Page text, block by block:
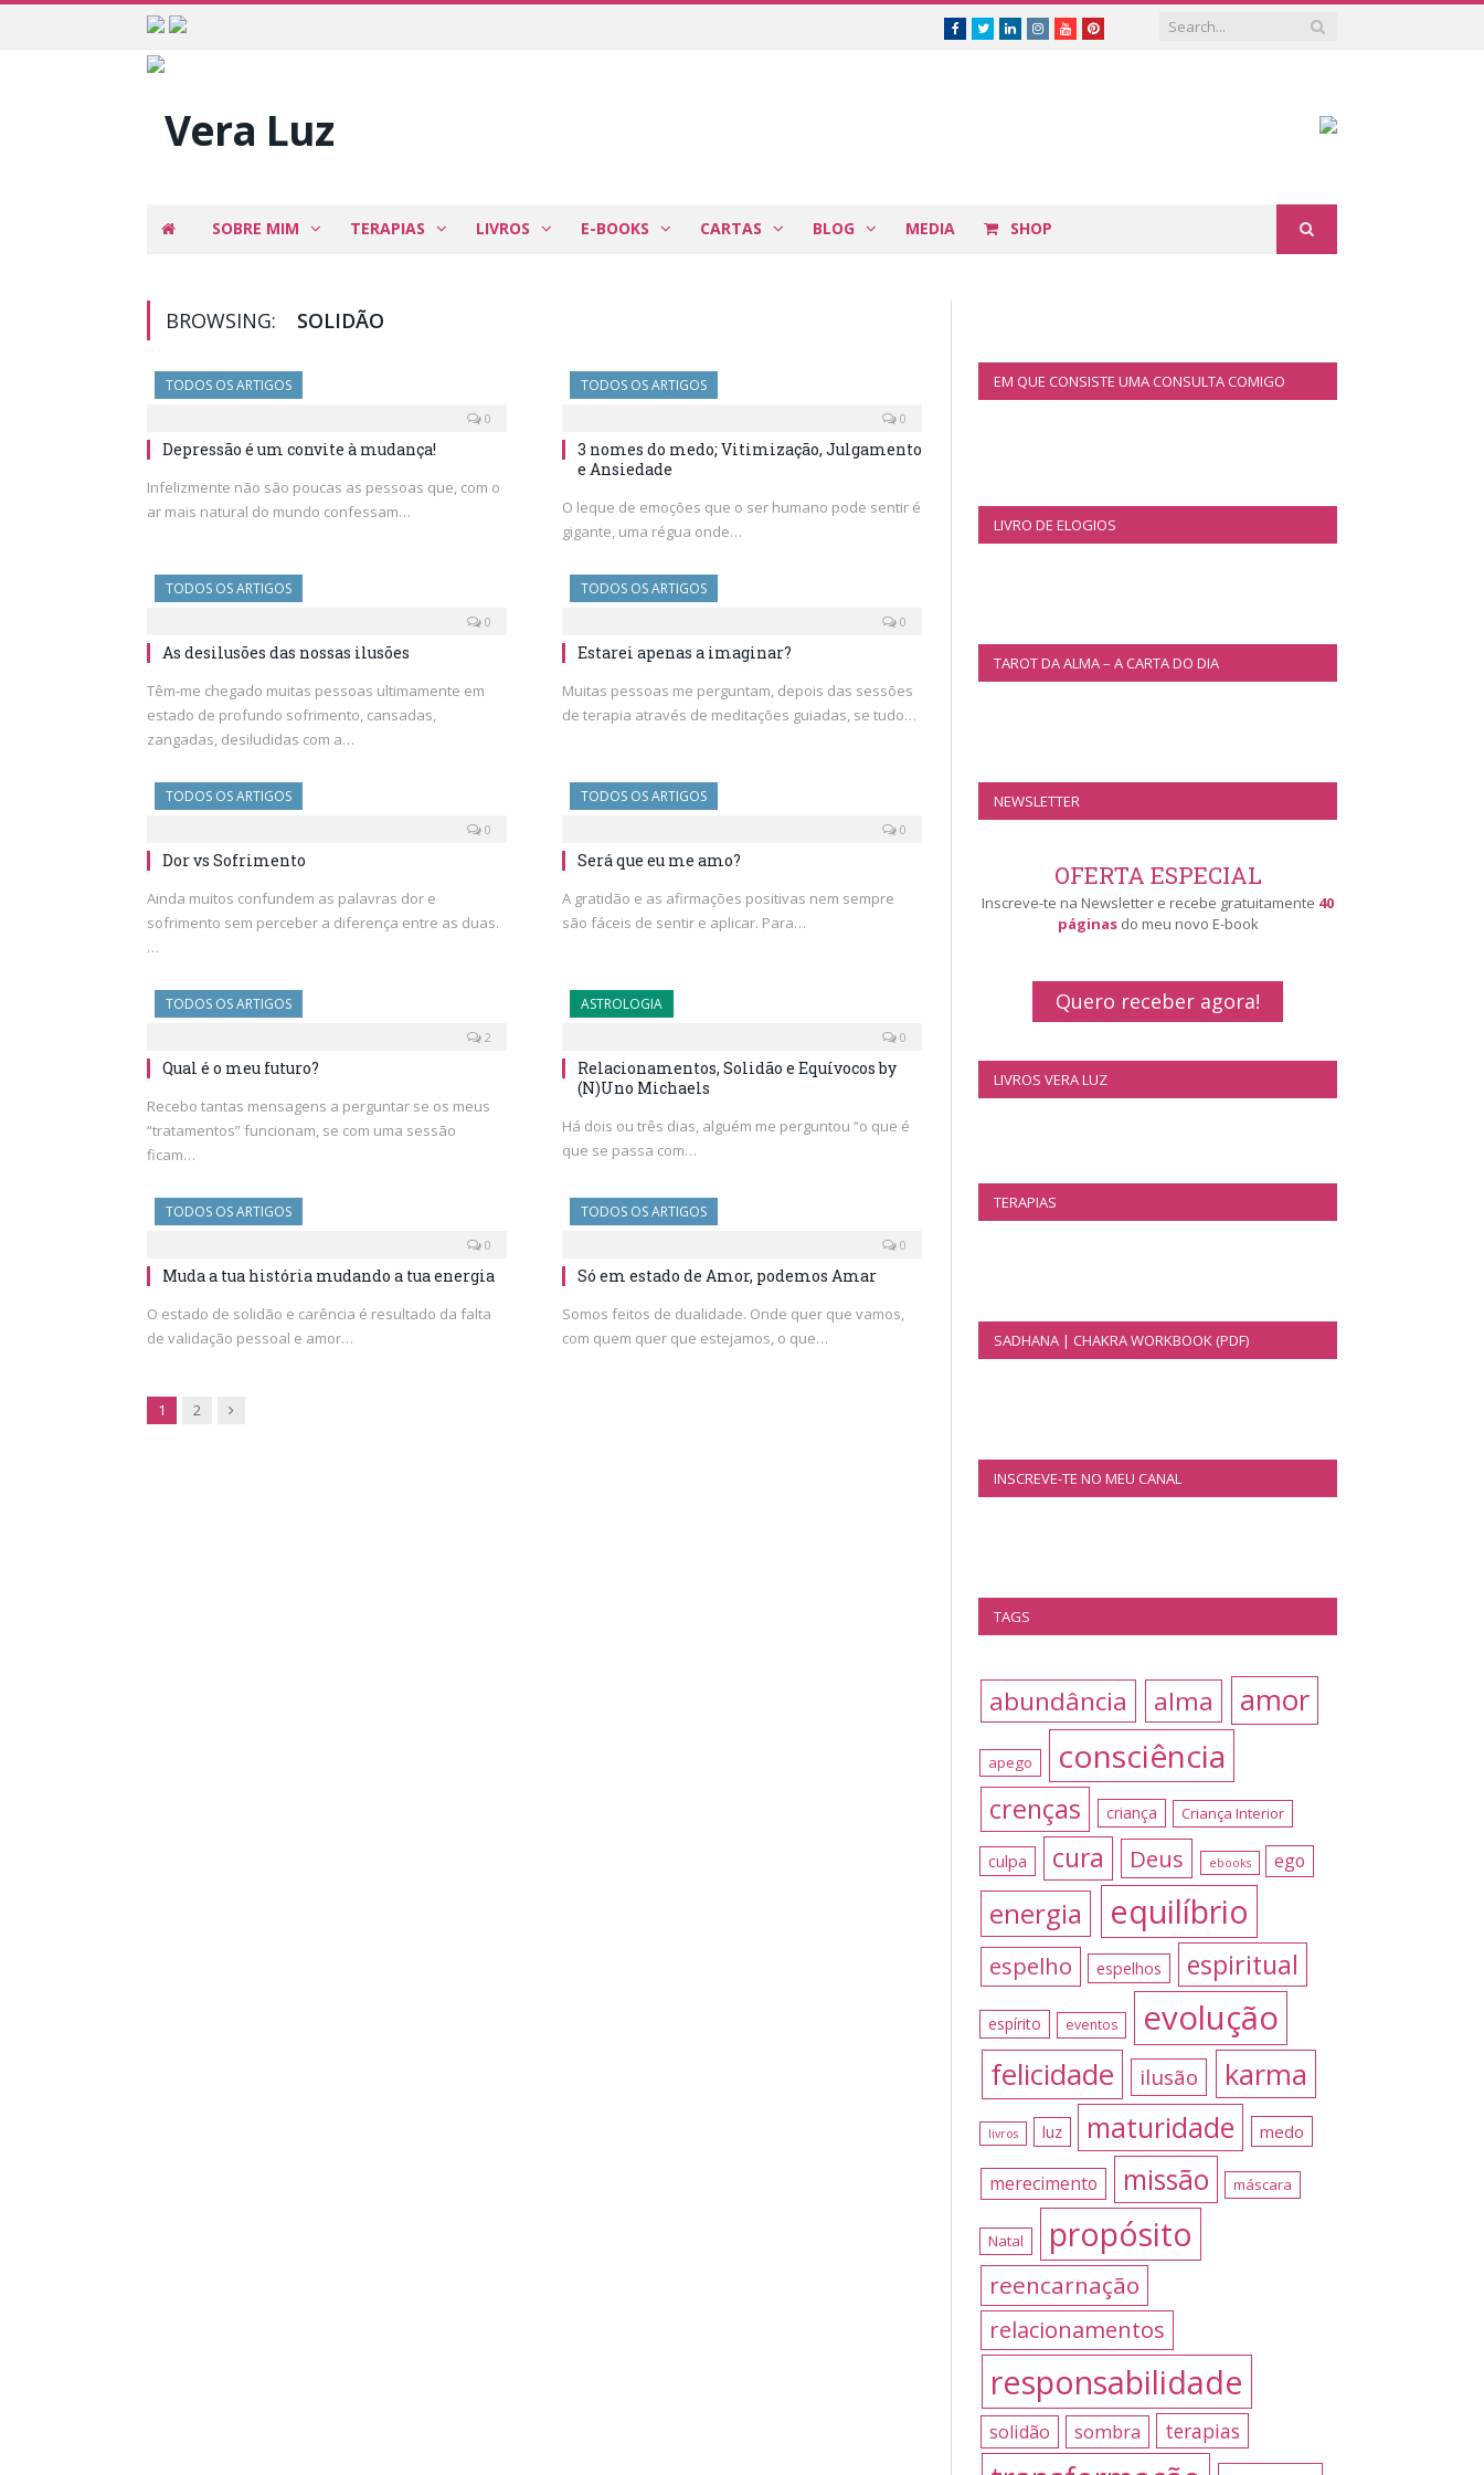
Facebook
TwitterLinkedinInstagram
YoutubePinterest
SOBRE MIM TERAPIAS LIVROS E-BOOKS CARTAS BLOG MEDIA SHOP
BROWSING: SOLIDÃO
TODOS OS ARTIGOS
0
Depressão é um convite à mudança!
Infelizmente não são poucas as pessoas que, com o
ar mais natural do mundo confessam…
TODOS OS ARTIGOS
0
3 nomes do medo; Vitimização, Julgamento
e Ansiedade
O leque de emoções que o ser humano pode sentir é
gigante, uma régua onde…
TODOS OS ARTIGOS
0
As desilusões das nossas ilusões
Têm-me chegado muitas pessoas ultimamente em
estado de profundo sofrimento, cansadas,
zangadas, desiludidas com a…
TODOS OS ARTIGOS
0
Estarei apenas a imaginar?
Muitas pessoas me perguntam, depois das sessões
de terapia através de meditações guiadas, se tudo…
TODOS OS ARTIGOS
0
Dor vs Sofrimento
Ainda muitos confundem as palavras dor e
sofrimento sem perceber a diferença entre as duas.
…
TODOS OS ARTIGOS
0
Será que eu me amo?
A gratidão e as afirmações positivas nem sempre
são fáceis de sentir e aplicar. Para…
TODOS OS ARTIGOS
2
Qual é o meu futuro?
Recebo tantas mensagens a perguntar se os meus
“tratamentos” funcionam, se com uma sessão
ficam…
ASTROLOGIA
0
Relacionamentos, Solidão e Equívocos by
(N)Uno Michaels
Há dois ou três dias, alguém me perguntou “o que é
que se passa com…
TODOS OS ARTIGOS
0
Muda a tua história mudando a tua energia
O estado de solidão e carência é resultado da falta
de validação pessoal e amor…
TODOS OS ARTIGOS
0
Só em estado de Amor, podemos Amar
Somos feitos de dualidade. Onde quer que vamos,
com quem quer que estejamos, o que…
1 2 Next
EM QUE CONSISTE UMA CONSULTA COMIGO
LIVRO DE ELOGIOS
TAROT DA ALMA – A CARTA DO DIA
NEWSLETTER
OFERTA ESPECIAL
Inscreve-te na Newsletter e recebe gratuitamente 40
páginasdo meu novo E-book
Quero receber agora!
LIVROS VERA LUZ
TERAPIAS
SADHANA | CHAKRA WORKBOOK (PDF)
INSCREVE-TE NO MEU CANAL
TAGS
abundância alma amor
apego consciência
crenças criança Criança Interior
culpa cura Deus ebooks ego
energia equilíbrio
espelho espelhos espiritual
espírito eventos evolução
felicidade ilusão karma
livros luz maturidade medo
merecimento missão máscara
Natal propósito
reencarnação
relacionamentos
responsabilidade
solidão sombra terapias